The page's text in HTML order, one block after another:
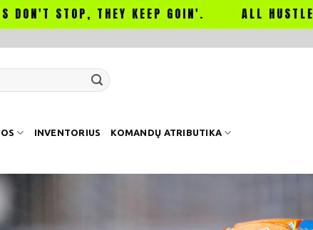
THEY KEEP GOIN'. ALL HUSTLE, NO LUCK.
INVENTORIUS KOMANDŲ ATRIBUTIKA